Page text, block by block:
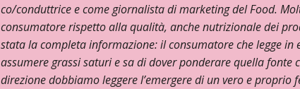
co/conduttrice e come giornalista di marketing del Food.
consumatore rispetto alla qualità, anche nutrizionale dei
stata la completa informazione: il consumatore che legge in
assumere grassi saturi e sa di dover ponderare quella
direzione dobbiamo leggere l’emergere di un vero e